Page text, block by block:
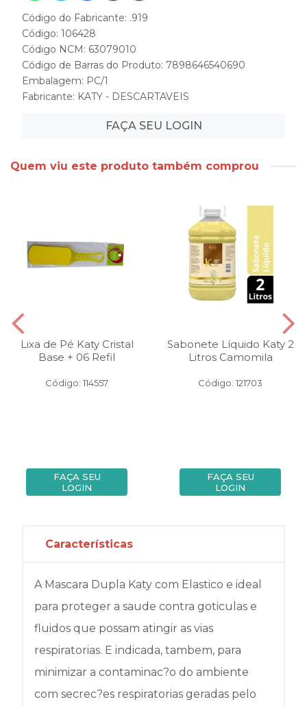
Código do Fabricante: .919
Código: 106428
Código NCM: 63079010
Código de Barras do Produto: 7898646540690
Embalagem: PC/1
Fabricante: KATY - DESCARTAVEIS
FAÇA SEU LOGIN
Quem viu este produto também comprou
Lixa de Pé Katy Cristal
Base + 06 Refil
Código: 114557
FAÇA SEU
LOGIN
Sabonete Líquido Katy 2
Litros Camomila
Código: 121703
FAÇA SEU
LOGIN
Características
A Mascara Dupla Katy com Elastico e ideal
para proteger a saude contra goticulas e
fluidos que possam atingir as vias
respiratorias. E indicada, tambem, para
minimizar a contaminac?o do ambiente
com secrec?es respiratorias geradas pelo